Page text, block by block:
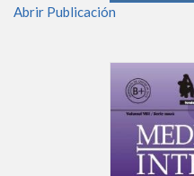
Abrir Publicación